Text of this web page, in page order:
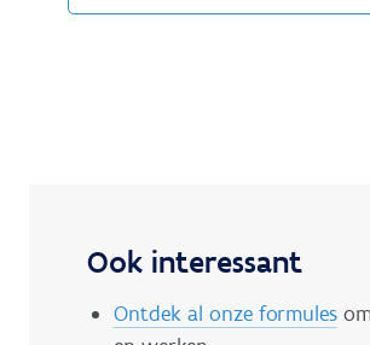
Ook interessant
Ontdek al onze formules